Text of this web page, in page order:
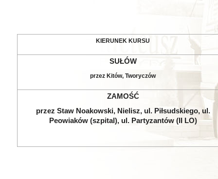
KIERUNEK KURSU
SUŁÓW
przez Kitów, Tworyczów
ZAMOŚĆ
przez Staw Noakowski, Nielisz, ul. Piłsudskiego, ul.
Peowiaków (szpital), ul. Partyzantów (II LO)